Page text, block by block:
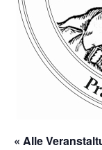
« Alle